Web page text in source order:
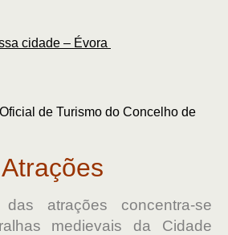
cidade – Évora
de Turismo do Concelho de
atrações concentra-se
medievais da Cidade